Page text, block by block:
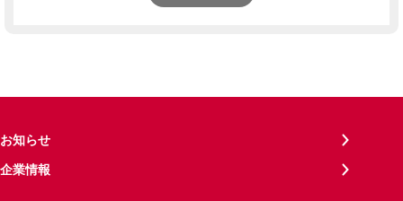
お知らせ
企業情報